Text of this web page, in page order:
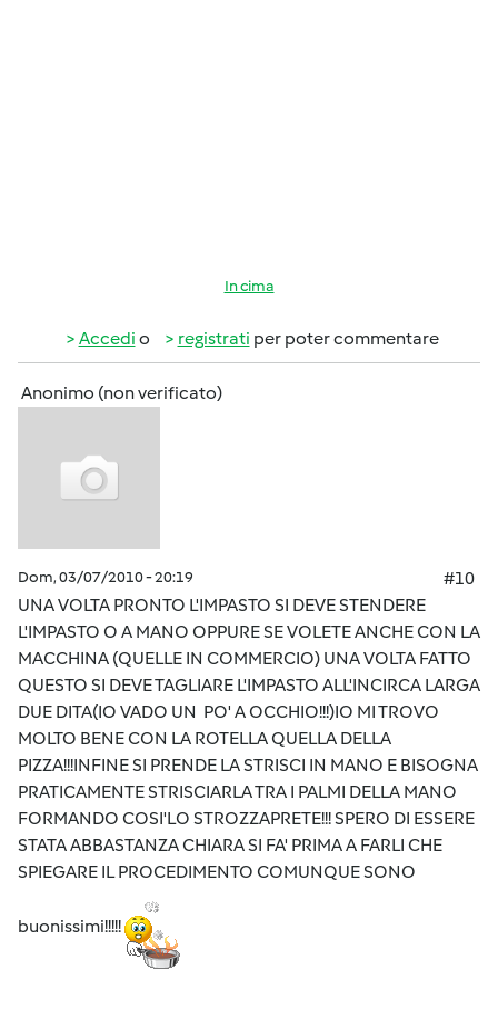
In cima
Accedi o registrati per poter commentare
Anonimo (non verificato)
Dom, 03/07/2010 - 20:19
#10
UNA VOLTA PRONTO L'IMPASTO SI DEVE STENDERE
L'IMPASTO O A MANO OPPURE SE VOLETE ANCHE CON LA
MACCHINA (QUELLE IN COMMERCIO) UNA VOLTA FATTO
QUESTO SI DEVE TAGLIARE L'IMPASTO ALL'INCIRCA LARGA
DUE DITA(IO VADO UN PO' A OCCHIO!!!)IO MI TROVO
MOLTO BENE CON LA ROTELLA QUELLA DELLA
PIZZA!!!INFINE SI PRENDE LA STRISCI IN MANO E BISOGNA
PRATICAMENTE STRISCIARLA TRA I PALMI DELLA MANO
FORMANDO COSI'LO STROZZAPRETE!!! SPERO DI ESSERE
STATA ABBASTANZA CHIARA SI FA' PRIMA A FARLI CHE
SPIEGARE IL PROCEDIMENTO COMUNQUE SONO
buonissimi!!!!!